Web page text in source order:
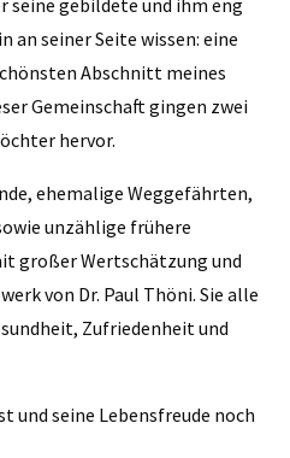
an seiner Seite wissen: eine
Abschnitt meines
Gemeinschaft gingen zwei
hervor.
ehemalige Weggefährten,
unzählige frühere
großer Wertschätzung und
von Dr. Paul Thöni. Sie alle
Zufriedenheit und
und seine Lebensfreude noch